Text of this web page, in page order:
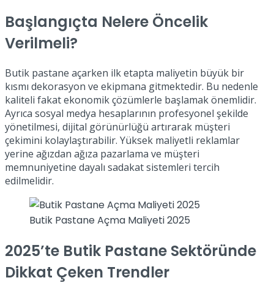
Başlangıçta Nelere Öncelik
Verilmeli?
Butik pastane açarken ilk etapta maliyetin büyük bir
kısmı dekorasyon ve ekipmana gitmektedir. Bu nedenle
kaliteli fakat ekonomik çözümlerle başlamak önemlidir.
Ayrıca sosyal medya hesaplarının profesyonel şekilde
yönetilmesi, dijital görünürlüğü artırarak müşteri
çekimini kolaylaştırabilir. Yüksek maliyetli reklamlar
yerine ağızdan ağıza pazarlama ve müşteri
memnuniyetine dayalı sadakat sistemleri tercih
edilmelidir.
Butik Pastane Açma Maliyeti 2025
2025’te Butik Pastane Sektöründe
Dikkat Çeken Trendler